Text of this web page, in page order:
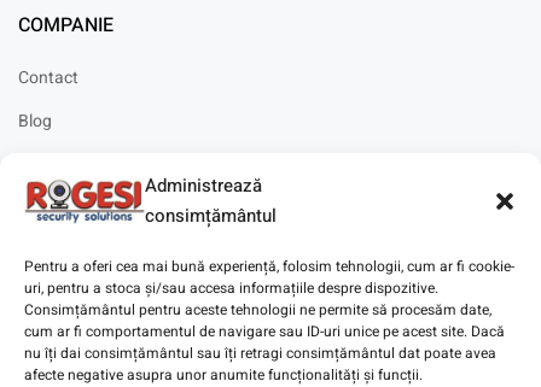
Administrează
consimțământul
Pentru a oferi cea mai bună experiență, folosim tehnologii, cum ar fi cookie-
uri, pentru a stoca și/sau accesa informațiile despre dispozitive.
Consimțământul pentru aceste tehnologii ne permite să procesăm date,
cum ar fi comportamentul de navigare sau ID-uri unice pe acest site. Dacă
nu îți dai consimțământul sau îți retragi consimțământul dat poate avea
afecte negative asupra unor anumite funcționalități și funcții.
COMPANIE
Contact
Blog
Solicitare instalare
Copyright © 2025Digitaz.